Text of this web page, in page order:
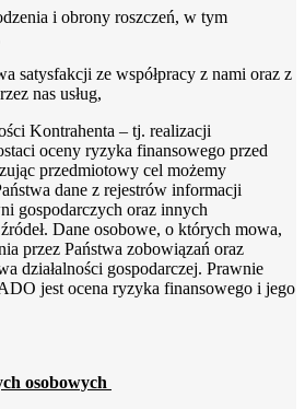
i obrony roszczeń, w tym
satysfakcji ze współpracy z nami oraz z
nas usług,
Kontrahenta – tj. realizacji
oceny ryzyka finansowego przed
przedmiotowy cel możemy
dane z rejestrów informacji
gospodarczych oraz innych
Dane osobowe, o których mowa,
przez Państwa zobowiązań oraz
działalności gospodarczej. Prawnie
jest ocena ryzyka finansowego i jego
osobowych